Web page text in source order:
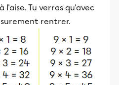
l'aise. Tu verras qu'avec
rentrer.